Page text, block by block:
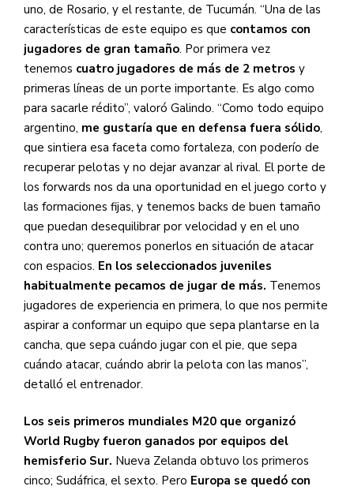
uno, de Rosario, y el restante, de Tucumán. “Una de las
características de este equipo es que contamos con
jugadores de gran tamaño. Por primera vez
tenemos cuatro jugadores de más de 2 metros y
primeras líneas de un porte importante. Es algo como
para sacarle rédito”, valoró Galindo. “Como todo equipo
argentino, me gustaría que en defensa fuera sólido,
que sintiera esa faceta como fortaleza, con poderío de
recuperar pelotas y no dejar avanzar al rival. El porte de
los forwards nos da una oportunidad en el juego corto y
las formaciones fijas, y tenemos backs de buen tamaño
que puedan desequilibrar por velocidad y en el uno
contra uno; queremos ponerlos en situación de atacar
con espacios. En los seleccionados juveniles
habitualmente pecamos de jugar de más. Tenemos
jugadores de experiencia en primera, lo que nos permite
aspirar a conformar un equipo que sepa plantarse en la
cancha, que sepa cuándo jugar con el pie, que sepa
cuándo atacar, cuándo abrir la pelota con las manos”,
detalló el entrenador.
Los seis primeros mundiales M20 que organizó
World Rugby fueron ganados por equipos del
hemisferio Sur. Nueva Zelanda obtuvo los primeros
cinco; Sudáfrica, el sexto. Pero Europa se quedó con